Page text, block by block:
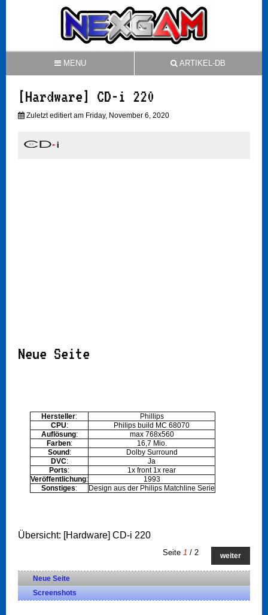
MENU ARTIKEL-DB
[Hardware] CD-i 220
Zuletzt editiert am Friday, November 6, 2020
Neue Seite
Hersteller:
Phillips
CPU:
Philips build MC 68070
Auflösung:
max 768x560
Farben:
16,7 Mio.
Sound :
Dolby Surround
DVC:
Ja
Ports:
1x front 1x rear
Veröffentlichung:
1993
Sonstiges: Design aus der Philips Matchline Serie
Übersicht: [Hardware] CD-i 220
Seite 1 / 2 weiter
Neue Seite
Screenshots